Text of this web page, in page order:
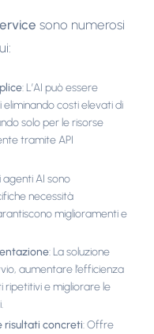
sono numerosi
: L’AI può essere
costi elevati di
solo per le risorse
tramite API
agenti AI sono
necessità
miglioramenti e
: La soluzione
aumentare l’efficienza
ripetitivi e migliorare le
risultati concreti: Offre